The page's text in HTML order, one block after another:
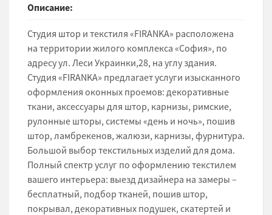
Описание:
Студия штор и текстиля «FIRANKA» расположена
на территории жилого комплекса «София», по
адресу ул. Леси Украинки,28, на углу здания.
Студия «FIRANKA» предлагает услуги изысканного
оформления оконных проемов: декоративные
ткани, аксессуары для штор, карнизы, римские,
рулонные шторы, системы «день и ночь», пошив
штор, ламбрекенов, жалюзи, карнизы, фурнитура.
Большой выбор текстильных изделий для дома.
Полный спектр услуг по оформлению текстилем
вашего интерьера: выезд дизайнера на замеры –
бесплатный, подбор тканей, пошив штор,
покрывал, декоративных подушек, скатертей и